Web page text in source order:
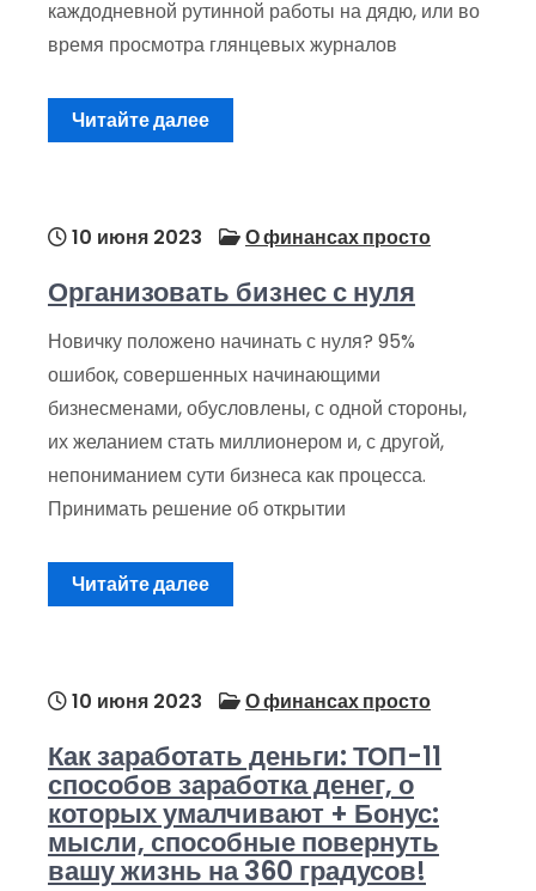
каждодневной рутинной работы на дядю, или во
время просмотра глянцевых журналов
Читайте далее
10 июня 2023 О финансах просто
Организовать бизнес с нуля
Новичку положено начинать с нуля? 95%
ошибок, совершенных начинающими
бизнесменами, обусловлены, с одной стороны,
их желанием стать миллионером и, с другой,
непониманием сути бизнеса как процесса.
Принимать решение об открытии
Читайте далее
10 июня 2023 О финансах просто
Как заработать деньги: ТОП-11
способов заработка денег, о
которых умалчивают + Бонус:
мысли, способные повернуть
вашу жизнь на 360 градусов!